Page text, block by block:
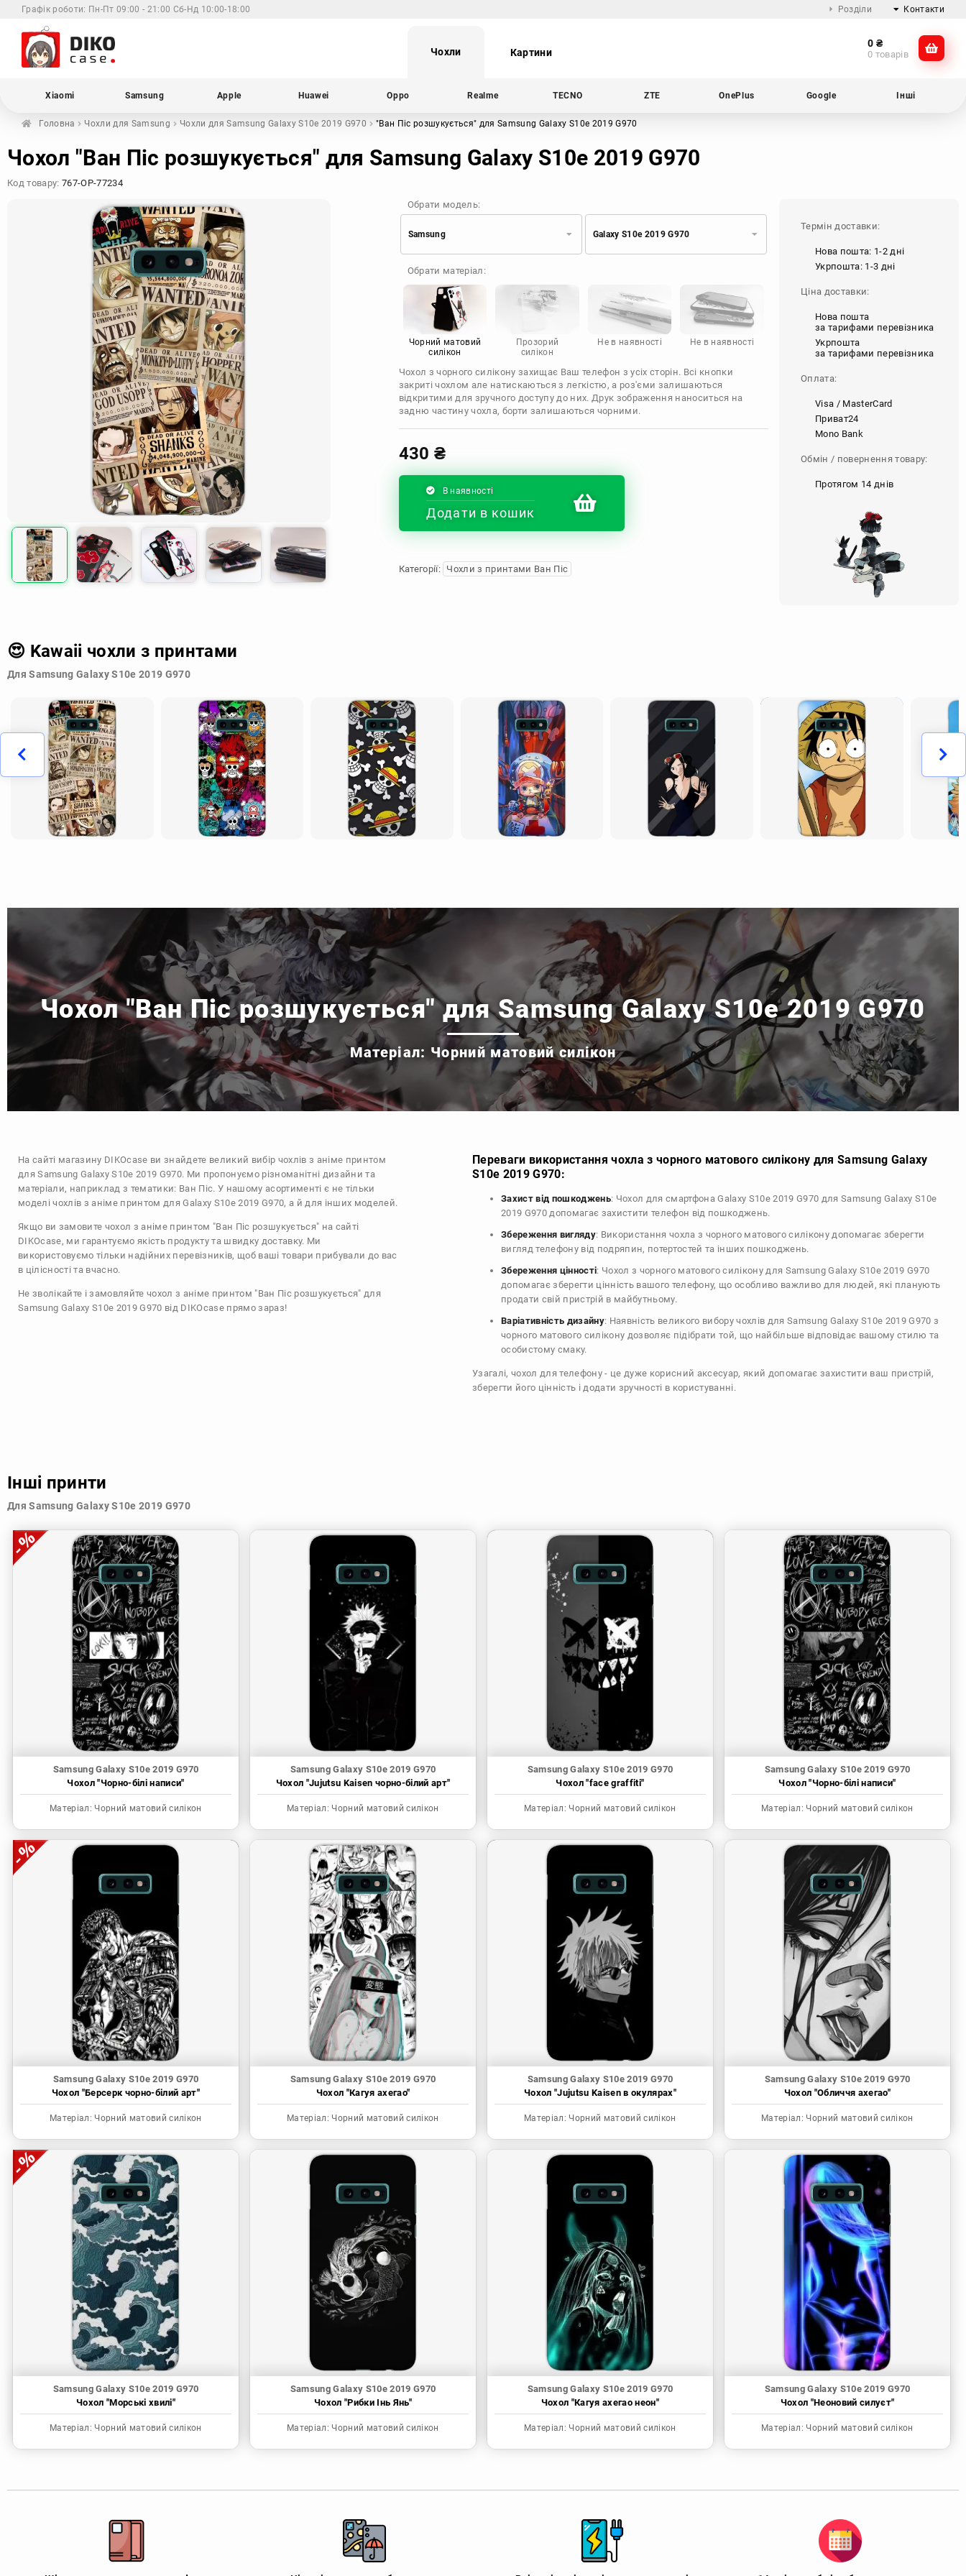
Графік роботи: Пн-Пт 09:00 - 21:00 Сб-Нд 10:00-18:00 Розділи Контакти
@dikocase
Чохли Картини
0 ₴
0 товарів
Xiaomi Samsung Apple Huawei Oppo Realme TECNO ZTE OnePlus Google Інші
Головна Чохли для Samsung Чохли для SamsungGalaxy S10e 2019 G970 "Ван Піс розшукується" для Samsung Galaxy S10e 2019 G970
Чохол "Ван Піс розшукується" для Samsung Galaxy S10e 2019 G970
Код товару: 767-OP-77234
Обрати модель:
Samsung
Samsung
Apple
Oppo
Realme
OnePlus
Google
Doogee
Motorola
Galaxy S10e 2019 G970
Обрати матеріал:
Чорний матовий
силікон
Прозорий
силікон
Не в наявності Не в наявності
Чохол з чорного силікону захищає Ваш телефон з усіх сторін. Всі кнопки
закриті чохлом але натискаються з легкістю, а роз'єми залишаються
відкритими для зручного доступу до них. Друк зображення наноситься на
задню частину чохла, борти залишаються чорними.
430 ₴
В наявності
Додати в кошик
Категорії: Чохли з принтами Ван Піс
Термін доставки:
Нова пошта: 1-2 дні
Укрпошта: 1-3 дні
Ціна доставки:
Нова пошта
за тарифами перевізника
Укрпошта
за тарифами перевізника
Оплата:
Visa / MasterCard
Приват24
Mono Bank
Обмін / повернення товару:
Протягом 14 днів
😍 Kawaii чохли з принтами
Для Samsung Galaxy S10e 2019 G970
Чохол "Ван Піс розшукується" для Samsung Galaxy S10e 2019 G970
Матеріал: Чорний матовий силікон
На сайті магазину DIKOcase ви знайдете великий вибір чохлів з аніме принтом
для Samsung Galaxy S10e 2019 G970. Ми пропонуємо різноманітні дизайни та
матеріали, наприклад з тематики: Ван Піс. У нашому асортименті є не тільки
моделі чохлів з аніме принтом для Galaxy S10e 2019 G970, а й для інших моделей.
Якщо ви замовите чохол з аніме принтом "Ван Піс розшукується" на сайті
DIKOcase, ми гарантуємо якість продукту та швидку доставку. Ми
використовуємо тільки надійних перевізників, щоб ваші товари прибували до вас
в цілісності та вчасно.
Не зволікайте і замовляйте чохол з аніме принтом "Ван Піс розшукується" для
Samsung Galaxy S10e 2019 G970 від DIKOcase прямо зараз!
Переваги використання чохла з чорного матового силікону для Samsung Galaxy
S10e 2019 G970:
Захист від пошкоджень: Чохол для смартфона Galaxy S10e 2019 G970 для Samsung Galaxy S10e
2019 G970 допомагає захистити телефон від пошкоджень.
Збереження вигляду: Використання чохла з чорного матового силікону допомагає зберегти
вигляд телефону від подряпин, потертостей та інших пошкоджень.
Збереження цінності: Чохол з чорного матового силікону для Samsung Galaxy S10e 2019 G970
допомагає зберегти цінність вашого телефону, що особливо важливо для людей, які планують
продати свій пристрій в майбутньому.
Варіативність дизайну: Наявність великого вибору чохлів для Samsung Galaxy S10e 2019 G970 з
чорного матового силікону дозволяє підібрати той, що найбільше відповідає вашому стилю та
особистому смаку.
Узагалі, чохол для телефону - це дуже корисний аксесуар, який допомагає захистити ваш пристрій,
зберегти його цінність і додати зручності в користуванні.
Інші принти
Для Samsung Galaxy S10e 2019 G970
Samsung Galaxy S10e 2019 G970
Чохол "Чорно-білі написи"
Матеріал: Чорний матовий силікон
Samsung Galaxy S10e 2019 G970
Чохол "Jujutsu Kaisen чорно-білий арт"
Матеріал: Чорний матовий силікон
Samsung Galaxy S10e 2019 G970
Чохол "face graffiti"
Матеріал: Чорний матовий силікон
Samsung Galaxy S10e 2019 G970
Чохол "Чорно-білі написи"
Матеріал: Чорний матовий силікон
Samsung Galaxy S10e 2019 G970
Чохол "Берсерк чорно-білий арт"
Матеріал: Чорний матовий силікон
Samsung Galaxy S10e 2019 G970
Чохол "Кагуя ахегао"
Матеріал: Чорний матовий силікон
Samsung Galaxy S10e 2019 G970
Чохол "Jujutsu Kaisen в окулярах"
Матеріал: Чорний матовий силікон
Samsung Galaxy S10e 2019 G970
Чохол "Обличчя ахегао"
Матеріал: Чорний матовий силікон
Samsung Galaxy S10e 2019 G970
Чохол "Морські хвилі"
Матеріал: Чорний матовий силікон
Samsung Galaxy S10e 2019 G970
Чохол "Рибки Інь Янь"
Матеріал: Чорний матовий силікон
Samsung Galaxy S10e 2019 G970
Чохол "Кагуя ахегао неон"
Матеріал: Чорний матовий силікон
Samsung Galaxy S10e 2019 G970
Чохол "Неоновий силуєт"
Матеріал: Чорний матовий силікон